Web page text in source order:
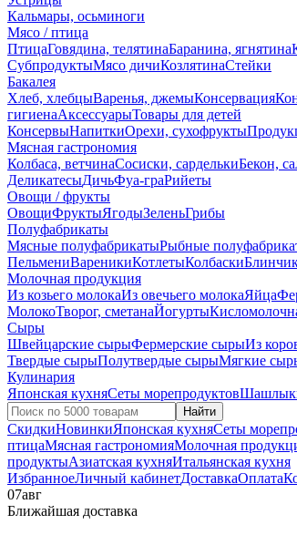
Кальмары, осьминоги
Мясо / птица
ПтицаГовядина, телятинаБаранина, ягнятина
СубпродуктыМясо дичиКозлятинаСтейки
Бакалея
Хлеб, хлебцыВаренья, джемыКонсервация
гигиенаАксессуарыТовары для детей
КонсервыНапиткиОрехи, сухофрукты
Мясная гастрономия
Колбаса, ветчинаСосиски, сарделькиБекон,
ДеликатесыДичьФуа-граРийеты
Овощи / фрукты
ОвощиФруктыЯгодыЗеленьГрибы
Полуфабрикаты
Мясные полуфабрикатыРыбные
ПельмениВареникиКотлетыКолбаски
Молочная продукция
Из козьего молокаИз овечьего молокаЯйца
МолокоТворог, сметанаЙогурты
Сыры
Швейцарские сырыФермерские сырыИз
Твердые сырыПолутвердые сырыМягкие
Кулинария
Японская кухняСеты морепродуктов
Найти
СкидкиНовинкиЯпонская кухняСеты
птицаМясная гастрономияМолочная
продуктыАзиатская кухняИтальянская кухня
ИзбранноеЛичный кабинетДоставкаОплата
07авг
Ближайшая доставка